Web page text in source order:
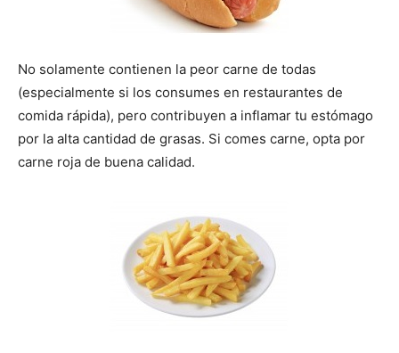
No solamente contienen la peor carne de todas
(especialmente si los consumes en restaurantes de
comida rápida), pero contribuyen a inflamar tu estómago
por la alta cantidad de grasas. Si comes carne, opta por
carne roja de buena calidad.